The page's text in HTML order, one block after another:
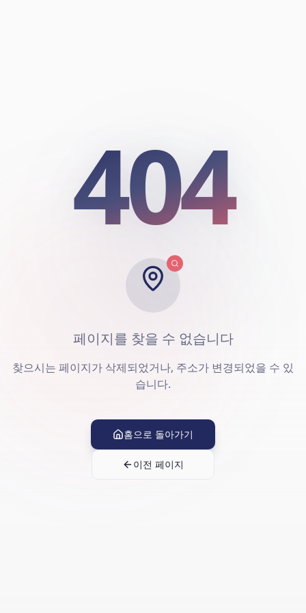
404
404
페이지를 찾을 수 없습니다
찾으시는 페이지가 삭제되었거나, 주소가 변경되었을 수 있
습니다.
홈으로 돌아가기
이전 페이지